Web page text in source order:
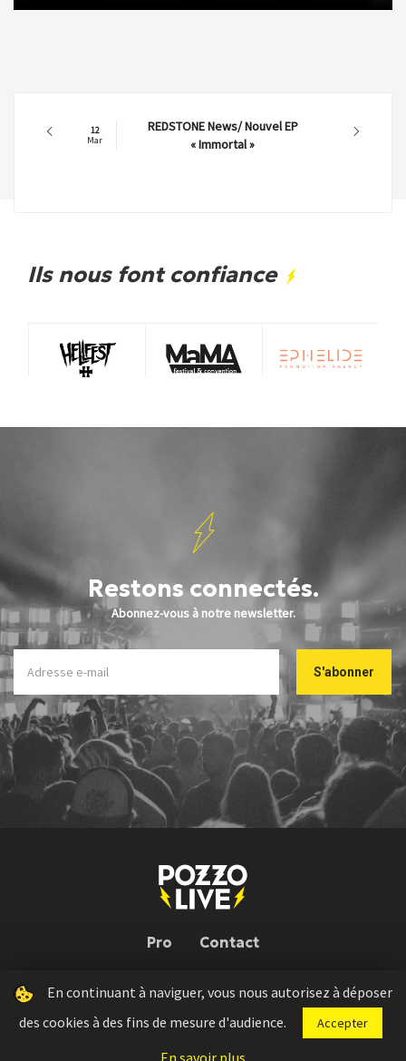
12
Mar
REDSTONE News/ Nouvel EP
« Immortal »
Ils nous font confiance
Restons connectés.
Abonnez-vous à notre newsletter.
Pro Contact
Pozzo Live © 2026 | Conception : Pozzo Team, avec l'aide deBloop
Press kit Règlement concours Mentions légales
En continuant à naviguer, vous nous autorisez à déposer
des cookies à des fins de mesure d'audience.
Accepter
En savoir plus